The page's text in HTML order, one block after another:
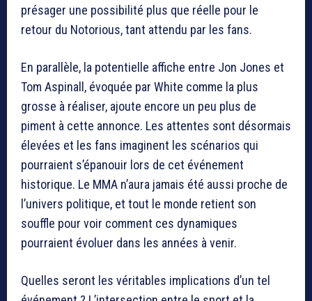
présager une possibilité plus que réelle pour le
retour du Notorious, tant attendu par les fans.
En parallèle, la potentielle affiche entre Jon Jones et
Tom Aspinall, évoquée par White comme la plus
grosse à réaliser, ajoute encore un peu plus de
piment à cette annonce. Les attentes sont désormais
élevées et les fans imaginent les scénarios qui
pourraient s’épanouir lors de cet événement
historique. Le MMA n’aura jamais été aussi proche de
l’univers politique, et tout le monde retient son
souffle pour voir comment ces dynamiques
pourraient évoluer dans les années à venir.
Quelles seront les véritables implications d’un tel